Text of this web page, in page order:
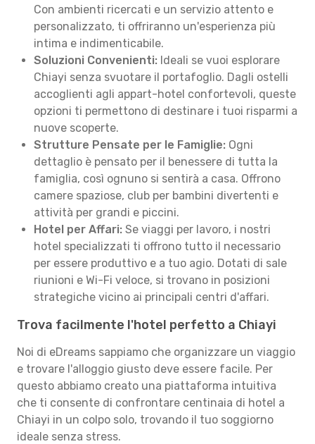
Con ambienti ricercati e un servizio attento e
personalizzato, ti offriranno un'esperienza più
intima e indimenticabile.
Soluzioni Convenienti: Ideali se vuoi esplorare
Chiayi senza svuotare il portafoglio. Dagli ostelli
accoglienti agli appart-hotel confortevoli, queste
opzioni ti permettono di destinare i tuoi risparmi a
nuove scoperte.
Strutture Pensate per le Famiglie: Ogni
dettaglio è pensato per il benessere di tutta la
famiglia, così ognuno si sentirà a casa. Offrono
camere spaziose, club per bambini divertenti e
attività per grandi e piccini.
Hotel per Affari: Se viaggi per lavoro, i nostri
hotel specializzati ti offrono tutto il necessario
per essere produttivo e a tuo agio. Dotati di sale
riunioni e Wi-Fi veloce, si trovano in posizioni
strategiche vicino ai principali centri d'affari.
Trova facilmente l'hotel perfetto a Chiayi
Noi di eDreams sappiamo che organizzare un viaggio
e trovare l'alloggio giusto deve essere facile. Per
questo abbiamo creato una piattaforma intuitiva
che ti consente di confrontare centinaia di hotel a
Chiayi in un colpo solo, trovando il tuo soggiorno
ideale senza stress.